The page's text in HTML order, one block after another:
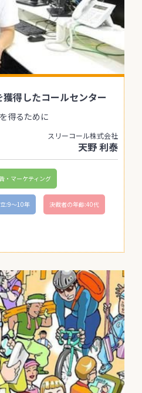
得したコールセンター
得るために
スリーコール株式会社
天野 利泰
・マーケティング
:9〜10年 決裁者の年齢:40代